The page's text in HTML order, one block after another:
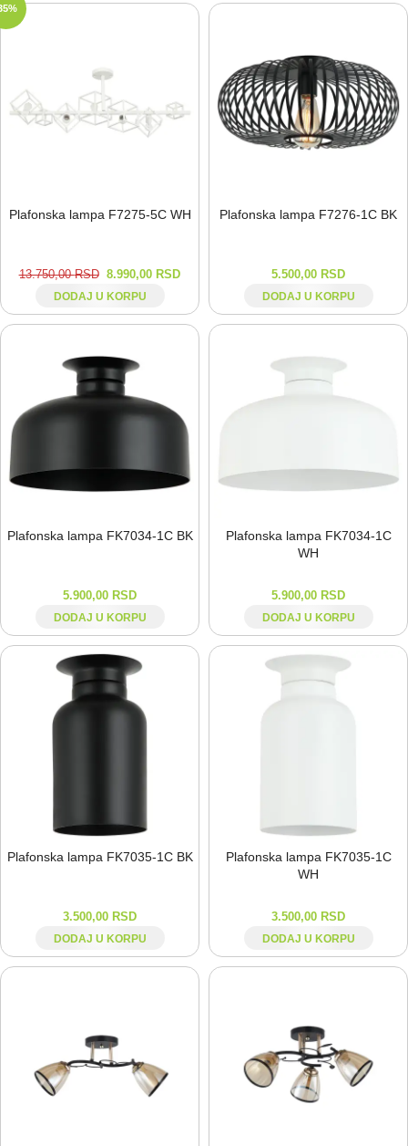
Plafonska lampa F7275-⁠5C WH
13.750,00RSD 8.990,00 RSD
DODAJ U KORPU
Plafonska lampa F7276-⁠1C BK
5.500,00 RSD
DODAJ U KORPU
Plafonska lampa FK7034-⁠1C BK
5.900,00 RSD
DODAJ U KORPU
Plafonska lampa FK7034-⁠1C
WH
5.900,00 RSD
DODAJ U KORPU
Plafonska lampa FK7035-⁠1C BK
3.500,00 RSD
DODAJ U KORPU
Plafonska lampa FK7035-⁠1C
WH
3.500,00 RSD
DODAJ U KORPU